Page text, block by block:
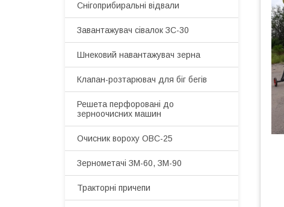
Снігоприбиральні відвали
Завантажувач сівалок ЗС-30
Шнековий навантажувач зерна
Клапан-розтарювач для біг бегів
Решета перфоровані до
зерноочисних машин
Очисник вороху ОВС-25
Зернометачі ЗМ-60, ЗМ-90
Тракторні причепи